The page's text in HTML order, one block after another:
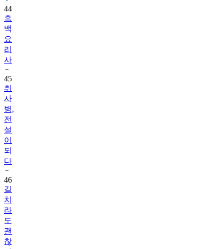
44
흑
백
요
리
사
45
취
사
병,
전
설
이
되
다
46
길
치
라
도
괜
찮